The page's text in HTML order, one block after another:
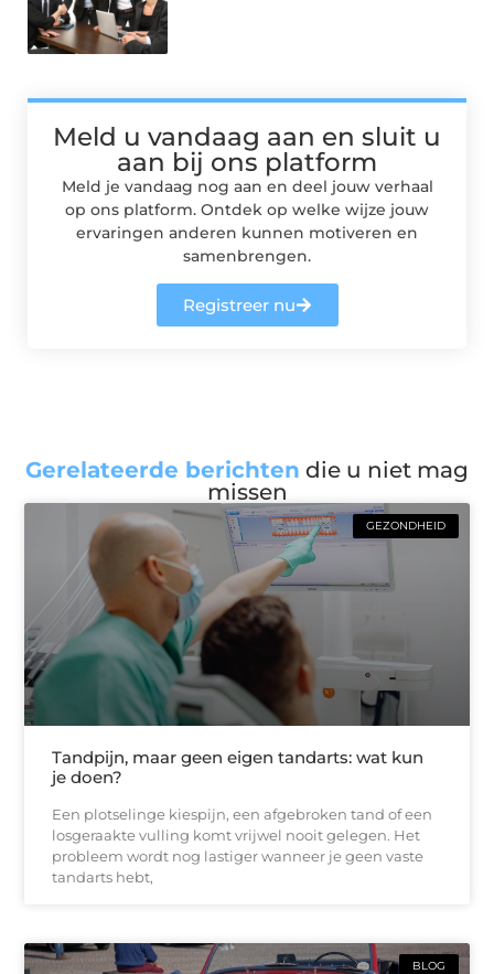
Meld u vandaag aan en sluit u
aan bij ons platform
Meld je vandaag nog aan en deel jouw verhaal
op ons platform. Ontdek op welke wijze jouw
ervaringen anderen kunnen motiveren en
samenbrengen.
Registreer nu
Gerelateerde berichten die u niet mag
missen
GEZONDHEID
Tandpijn, maar geen eigen tandarts: wat kun
je doen?
Een plotselinge kiespijn, een afgebroken tand of een
losgeraakte vulling komt vrijwel nooit gelegen. Het
probleem wordt nog lastiger wanneer je geen vaste
tandarts hebt,
BLOG